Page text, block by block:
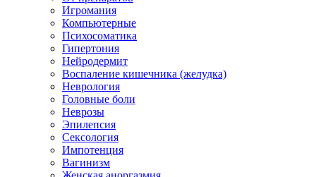
Игромания
Компьютерные
Психосоматика
Гипертония
Нейродермит
Воспаление кишечника (желудка)
Неврология
Головные боли
Неврозы
Эпилепсия
Сексология
Импотенция
Вагинизм